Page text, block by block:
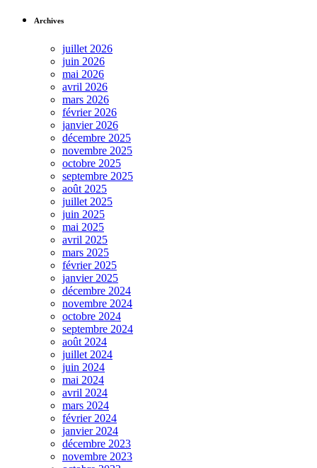
Archives
juillet 2026
juin 2026
mai 2026
avril 2026
mars 2026
février 2026
janvier 2026
décembre 2025
novembre 2025
octobre 2025
septembre 2025
août 2025
juillet 2025
juin 2025
mai 2025
avril 2025
mars 2025
février 2025
janvier 2025
décembre 2024
novembre 2024
octobre 2024
septembre 2024
août 2024
juillet 2024
juin 2024
mai 2024
avril 2024
mars 2024
février 2024
janvier 2024
décembre 2023
novembre 2023